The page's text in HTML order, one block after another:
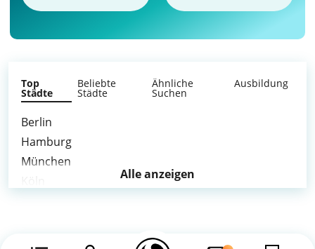
Top
Städte
Beliebte
Städte
Ähnliche
Suchen
Ausbildung
Berlin
Hamburg
München
Alle anzeigen